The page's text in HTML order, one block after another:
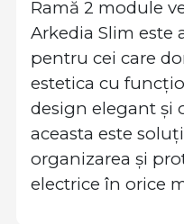
Ramă 2 module
Arkedia Slim este
pentru cei care
estetica cu
design elegant și
aceasta este
organizarea și
electrice în orice